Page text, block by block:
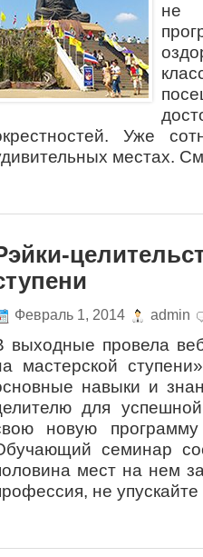
не
Уже
местах.
Февраль 1, 2014 admin
выходные провела
мастерской
навыки и
для
новую программу
семинар
мест на нем
не